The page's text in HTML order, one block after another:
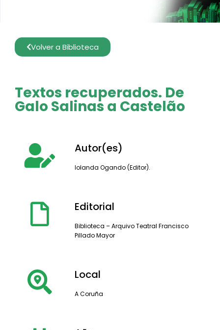
Volver a Biblioteca
Textos recuperados. De
Galo Salinas a Castelão
Autor(es)
Iolanda Ogando (Editor).
Editorial
Biblioteca – Arquivo Teatral Francisco
Pillado Mayor
Local
A Coruña